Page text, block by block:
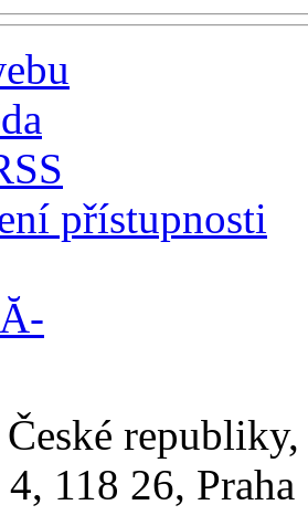
přístupnosti
118 26,